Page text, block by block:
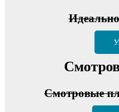
Смотровые